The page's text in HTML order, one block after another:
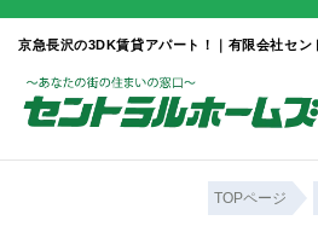
京急長沢の3DK賃貸アパート！｜有限会社セン
TOPページ